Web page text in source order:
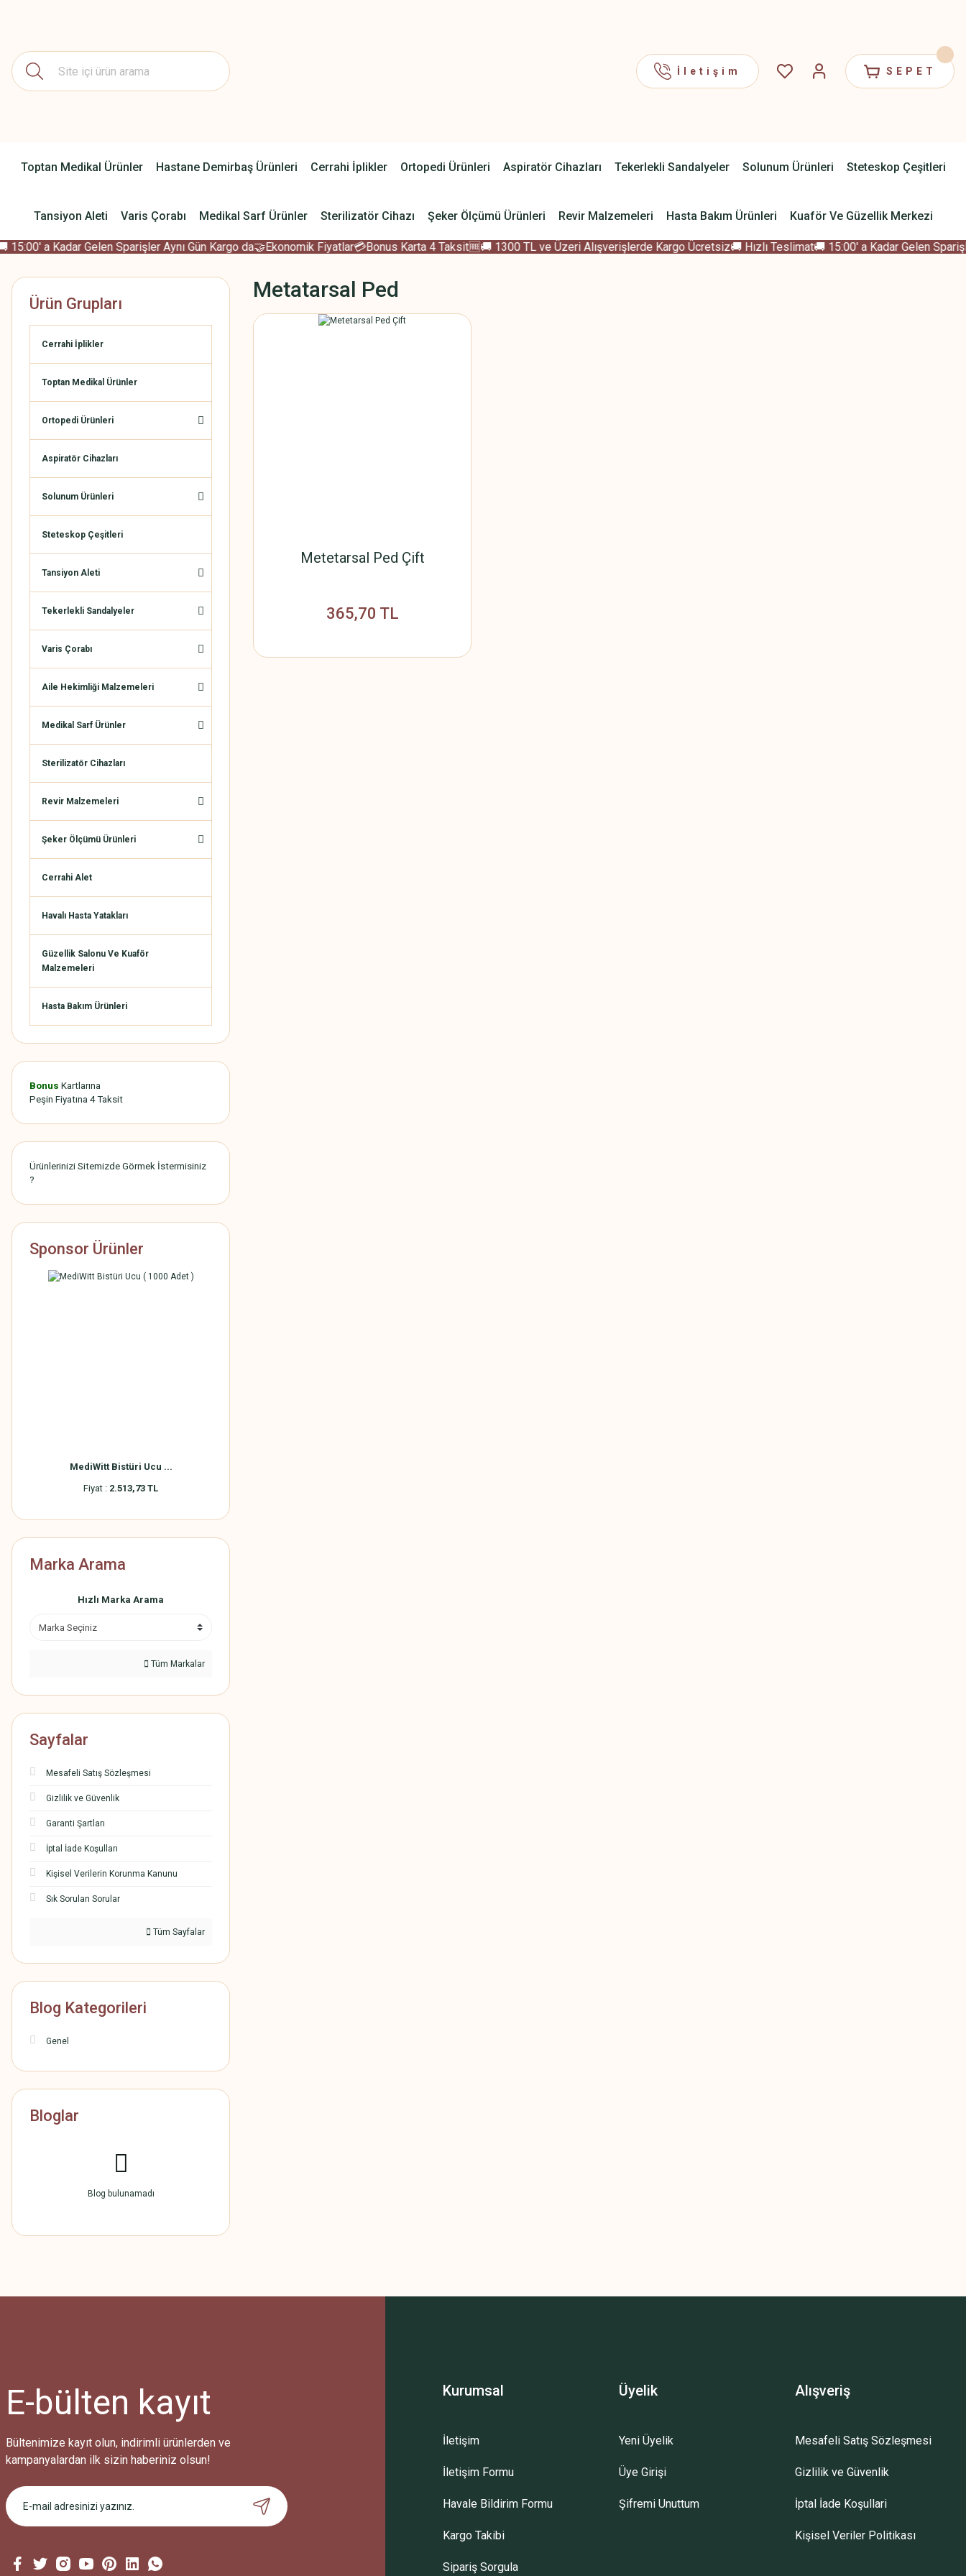
İletişim SEPET
Toptan Medikal Ürünler Hastane Demirbaş Ürünleri Cerrahi İplikler Ortopedi Ürünleri Aspiratör Cihazları Tekerlekli Sandalyeler Solunum Ürünleri Steteskop Çeşitleri
Tansiyon Aleti Varis Çorabı Medikal Sarf Ürünler Sterilizatör Cihazı Şeker Ölçümü Ürünleri Revir Malzemeleri Hasta Bakım Ürünleri Kuaför Ve Güzellik Merkezi
a Kadar Gelen Sparişler Aynı Gün Kargo da 🤝Ekonomik Fiyatlar💳Bonus Karta 4 Taksit🆓🚚 1300 TL ve Üzeri Alışverişlerde Kargo Ücretsiz🚚 Hızlı Teslimat🚚 15:00' a Kadar Gelen Sparişler
Ürün Grupları
Cerrahi İplikler
Toptan Medikal Ürünler
Ortopedi Ürünleri
Aspiratör Cihazları
Solunum Ürünleri
Steteskop Çeşitleri
Tansiyon Aleti
Tekerlekli Sandalyeler
Varis Çorabı
Aile Hekimliği Malzemeleri
Medikal Sarf Ürünler
Sterilizatör Cihazları
Revir Malzemeleri
Şeker Ölçümü Ürünleri
Cerrahi Alet
Havalı Hasta Yatakları
Güzellik Salonu Ve Kuaför
Malzemeleri
Hasta Bakım Ürünleri
Bonus Kartlarına
Peşin Fiyatına 4 Taksit
Ürünlerinizi Sitemizde Görmek İstermisiniz
?
Sponsor Ürünler
MediWitt Bistüri Ucu ...
Fiyat : 2.513,73 TL
Marka Arama
Hızlı Marka Arama
Tüm Markalar
Sayfalar
Mesafeli Satış Sözleşmesi
Gizlilik ve Güvenlik
Garanti Şartları
İptal İade Koşulları
Kişisel Verilerin Korunma Kanunu
Sık Sorulan Sorular
Tüm Sayfalar
Blog Kategorileri
Genel
Bloglar
Blog bulunamadı
Metatarsal Ped
Metetarsal Ped Çift
365,70 TL
E-bülten kayıt
Bültenimize kayıt olun, indirimli ürünlerden ve
kampanyalardan ilk sizin haberiniz olsun!
Kurumsal
İletişim
İletişim Formu
Havale Bildirim Formu
Kargo Takibi
Sipariş Sorgula
Üyelik
Yeni Üyelik
Üye Girişi
Şifremi Unuttum
Alışveriş
Mesafeli Satış Sözleşmesi
Gizlilik ve Güvenlik
İptal İade Koşullari
Kişisel Veriler Politikası